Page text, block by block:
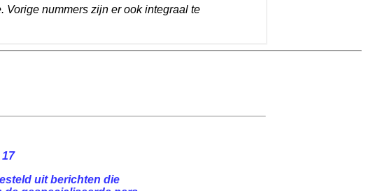
Vorige nummers zijn er ook integraal te
uit berichten die